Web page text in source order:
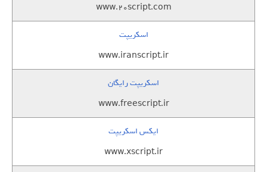
www.20script.com
اسکریپت
www.iranscript.ir
اسکریپت رایگان
www.freescript.ir
ایکس اسکریپت
www.xscript.ir